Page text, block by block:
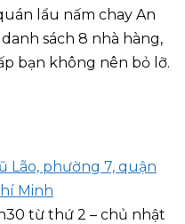
lẩu nấm chay An
sách 8 nhà hàng,
bạn không nên bỏ lỡ.
Lão, phường 7, quận
Minh
từ thứ 2 – chủ nhật